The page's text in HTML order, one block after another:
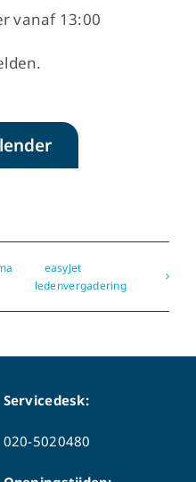
vanaf 13:00
easyJet
ledenvergadering
Servicedesk:
020-5020480